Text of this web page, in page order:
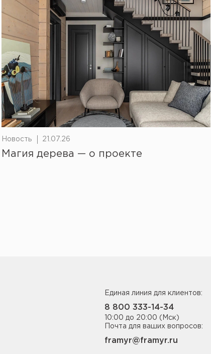
Новость 21.07.26
Магия дерева — о проекте
Единая линия для клиентов:
8 800 333-14-34
10:00 до 20:00 (Мск)
Почта для ваших вопросов:
framyr@framyr.ru